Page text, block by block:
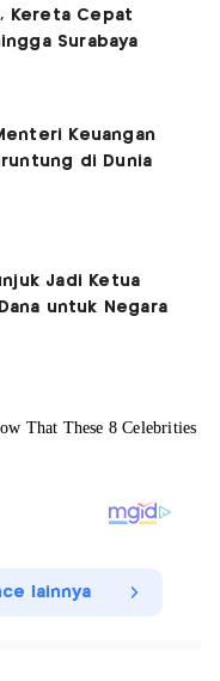
Kereta Cepat
Surabaya
Keuangan
di Dunia
Jadi Ketua
untuk Negara
lainnya